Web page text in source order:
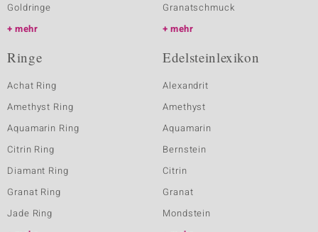
Goldringe
mehr
Granatschmuck
mehr
Ringe
Achat Ring
Amethyst Ring
Aquamarin Ring
Citrin Ring
Diamant Ring
Granat Ring
Jade Ring
Edelsteinlexikon
Alexandrit
Amethyst
Aquamarin
Bernstein
Citrin
Granat
Mondstein